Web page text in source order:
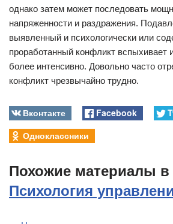
однако затем может последовать
напряженности и раздражения.
выявленный и психологически или
проработанный конфликт вспыхивает
более интенсивно. Довольно часто
конфликт чрезвычайно трудно.
Вконтакте Facebook
Одноклассники
Похожие материалы в
Психология